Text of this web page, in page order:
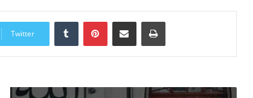
Twitter
Tumblr PinterestShare via Email Print